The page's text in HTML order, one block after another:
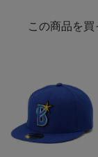
この商品を